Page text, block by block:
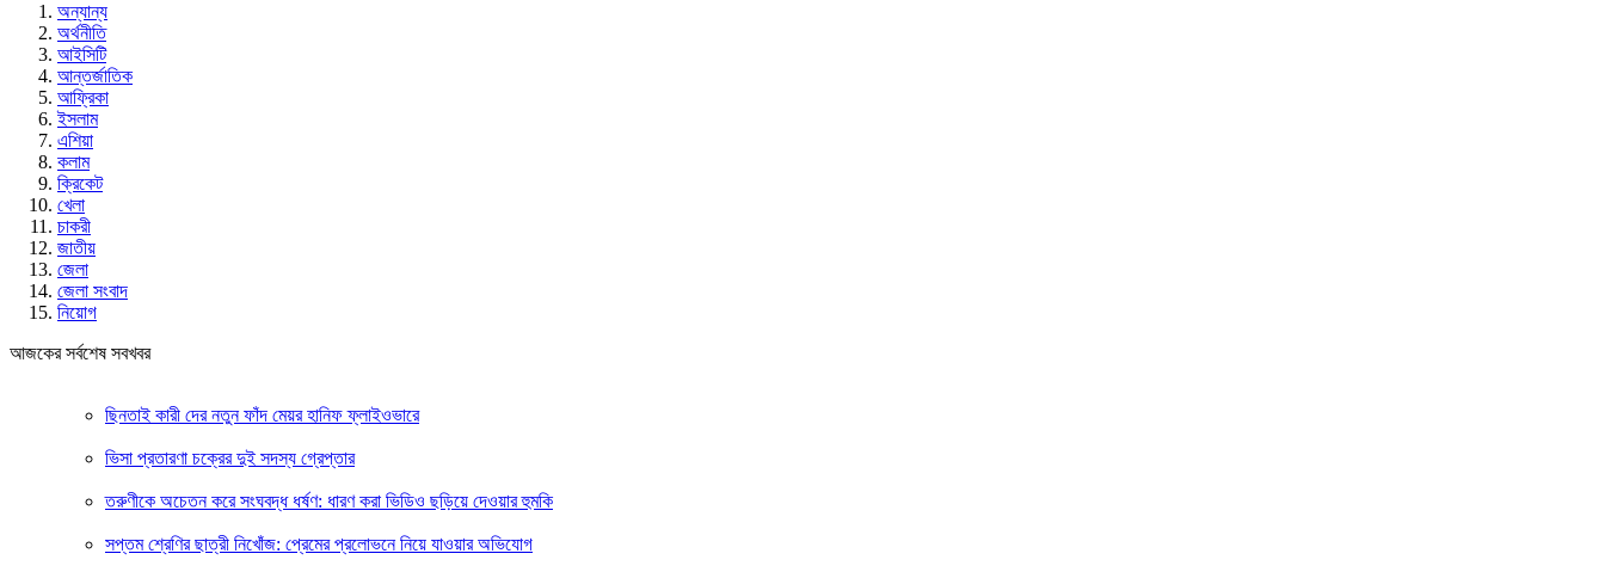
অন্যান্য
অর্থনীতি
আইসিটি
আন্তর্জাতিক
আফ্রিকা
ইসলাম
এশিয়া
কলাম
ক্রিকেট
খেলা
চাকরী
জাতীয়
জেলা
জেলা সংবাদ
নিয়োগ
আজকের সর্বশেষ সবখবর
ছিনতাই কারী দের নতুন ফাঁদ মেয়র হানিফ ফ্লাইওভারে
ভিসা প্রতারণা চক্রের দুই সদস্য গ্রেপ্তার
তরুণীকে অচেতন করে সংঘবদ্ধ ধর্ষণ: ধারণ করা ভিডিও ছড়িয়ে দেওয়ার হুমকি
সপ্তম শ্রেণির ছাত্রী নিখোঁজ: প্রেমের প্রলোভনে নিয়ে যাওয়ার অভিযোগ